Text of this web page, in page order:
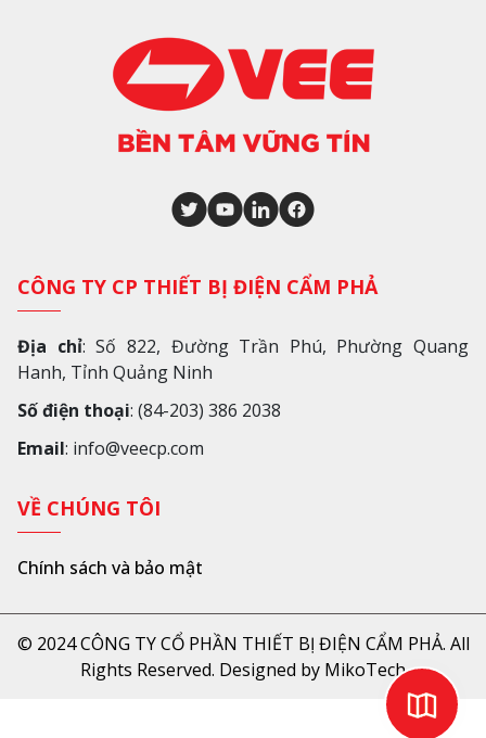
CÔNG TY CP THIẾT BỊ ĐIỆN CẨM PHẢ
Địa chỉ: Số 822, Đường Trần Phú, Phường Quang
Hanh, Tỉnh Quảng Ninh
Số điện thoại: (84-203) 386 2038
Email: info@veecp.com
VỀ CHÚNG TÔI
Chính sách và bảo mật
© 2024 CÔNG TY CỔ PHẦN THIẾT BỊ ĐIỆN CẨM PHẢ. All
Rights Reserved. Designed by MikoTech